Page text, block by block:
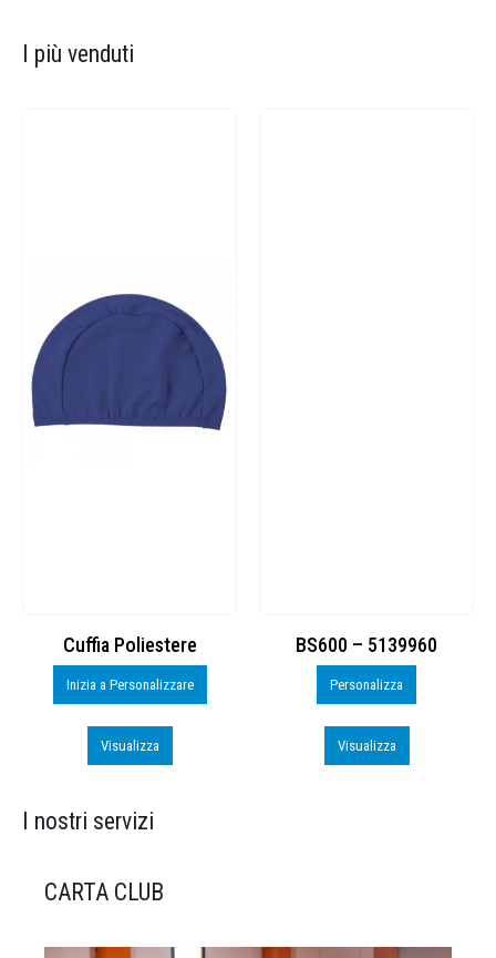
I più venduti
Cuffia Poliestere
Inizia a Personalizzare
Visualizza
BS600 – 5139960
Personalizza
Visualizza
I nostri servizi
CARTA CLUB